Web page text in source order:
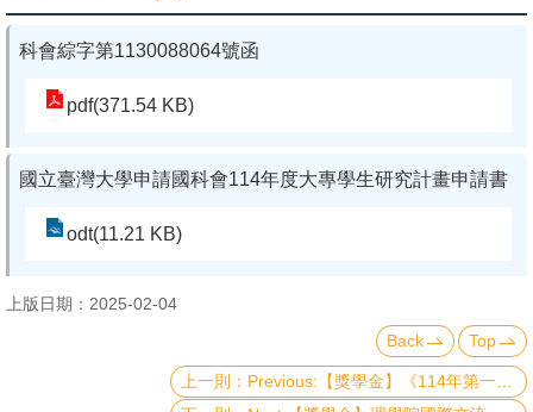
科會綜字第1130088064號函
pdf(371.54 KB)
國立臺灣大學申請國科會114年度大專學生研究計畫申請書
odt(11.21 KB)
上版日期：2025-02-04
Back
Top
Previous:【獎學金】《114年第一梯次》理學院『推廣國際交流獎學金』&『李全璞教授國際交流紀念獎學金』(CoS Travel Grants and Scholarship & Chuan-Pu Lee Memorial Scholarship - First Round in 2025)（已截止）